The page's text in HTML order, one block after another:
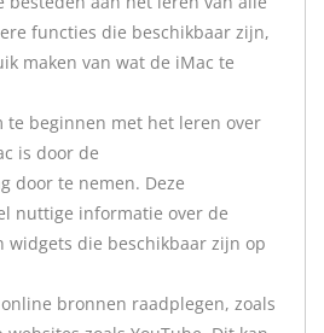
functies die beschikbaar zijn,
maken van wat de iMac te
te beginnen met het leren over
is door de
door te nemen. Deze
nuttige informatie over de
widgets die beschikbaar zijn op
bronnen raadplegen, zoals